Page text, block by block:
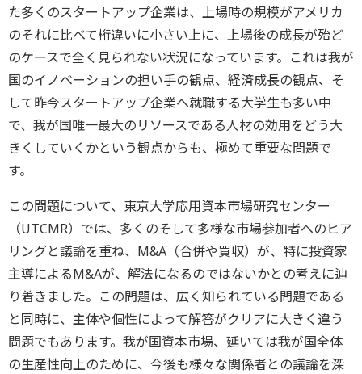
た多くのスタートアップ企業は、上場時の規模がアメリカ
のそれに比べて桁違いに小さい上に、上場後の成長が殆ど
のケースで全く見られない状況になっています。これは我が
国のイノベーションの担い手の観点、経済成長の観点、そ
して昨今スタートアップ企業へ就職する大学生も多い中
で、我が国唯一最大のリソースである人材の効用をどう大
きくしていくかという観点からも、極めて重要な問題で
す。
この問題について、東京大学応用資本市場研究センター
（UTCMR）では、多くのそして多様な市場参加者へのヒア
リングと議論を重ね、M&A（合併や買収）が、特に投資家
主導によるM&Aが、解法になるのではないかとの考えに辿
り着きました。この問題は、広く知られている問題である
と同時に、主体や個性によって解答がクリアに大きく違う
問題でもあります。我が国資本市場、延いては我が国全体
の生産性向上のために、今後も様々な関係者との議論を深